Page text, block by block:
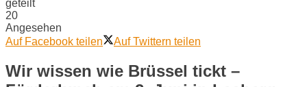
geteilt
20
Angesehen
Auf Facebook teilen
Auf Twittern teilen
Wir wissen wie Brüssel tickt –